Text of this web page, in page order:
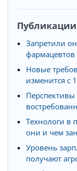
Публикации
Запретили
фармацевтов
Новые
изменится с
Перспективы
Технологи в
они и чем
Уровень
получают